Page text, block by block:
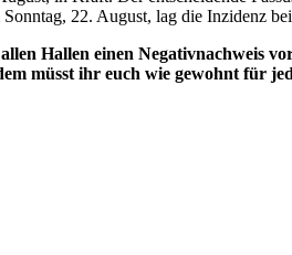
22. August, lag die Inzidenz
Hallen einen Negativnachweis
müsst ihr euch wie gewohnt für